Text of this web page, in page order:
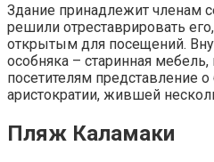
Здание принадлежит членам
решили отреставрировать
открытым для посещений.
особняка – старинная
посетителям представление
аристократии, жившей
Пляж Каламаки